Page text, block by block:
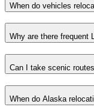
When do vehicles
Why are there frequent
Can I take scenic
When do Alaska